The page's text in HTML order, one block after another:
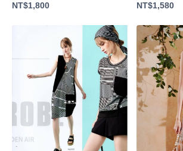
NT$1,800 NT$1,580